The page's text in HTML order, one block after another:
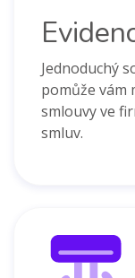
Jednoduchý
pomůže vám
smlouvy ve
smluv.